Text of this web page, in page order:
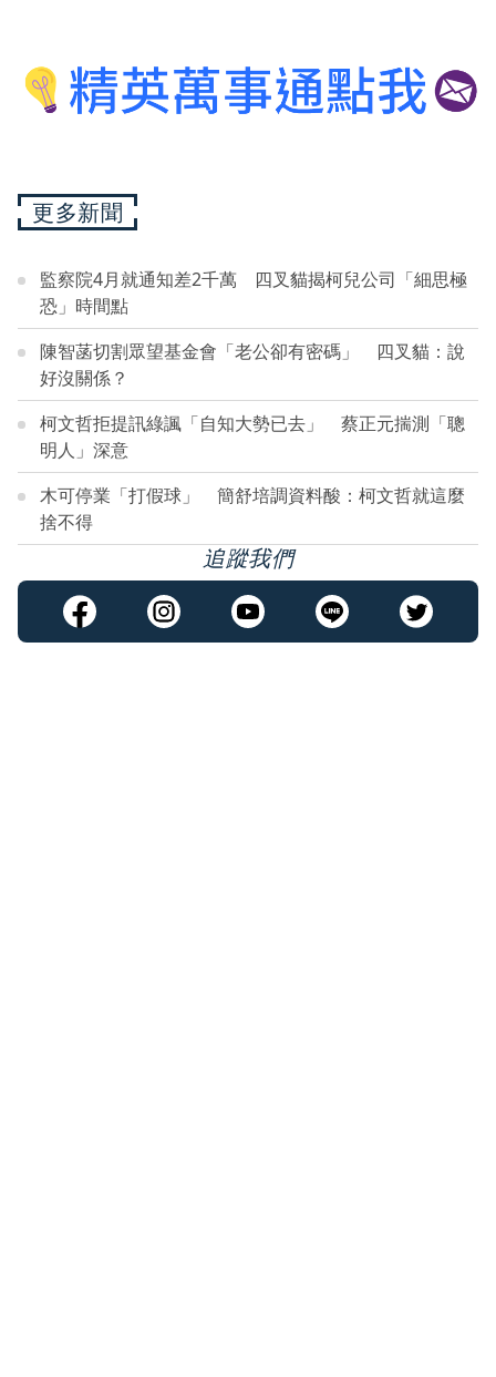
更多新聞
監察院4月就通知差2千萬 四叉貓揭柯兒公司「細思極
恐」時間點
陳智菡切割眾望基金會「老公卻有密碼」 四叉貓：說
好沒關係？
柯文哲拒提訊綠諷「自知大勢已去」 蔡正元揣測「聰
明人」深意
木可停業「打假球」 簡舒培調資料酸：柯文哲就這麼
捨不得
追蹤我們